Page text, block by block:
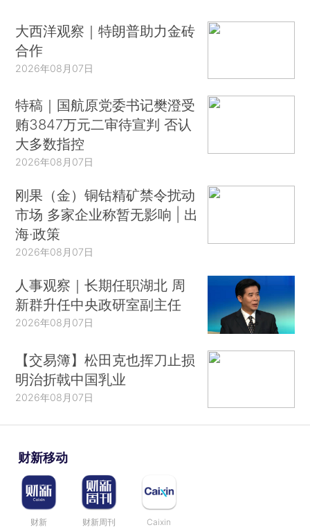
大西洋观察｜特朗普助力金砖
合作
2026年08月07日
特稿｜国航原党委书记樊澄受
贿3847万元二审待宣判 否认
大多数指控
2026年08月07日
刚果（金）铜钴精矿禁令扰动
市场 多家企业称暂无影响 | 出
海·政策
2026年08月07日
人事观察｜长期任职湖北 周
新群升任中央政研室副主任
2026年08月07日
【交易簿】松田克也挥刀止损
明治折戟中国乳业
2026年08月07日
财新移动
财新 财新周刊 Caixin